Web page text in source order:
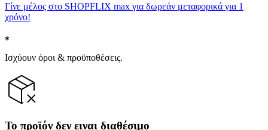
Γίνε μέλος στο SHOPFLIX max για δωρεάν μεταφορικά για 1
χρόνο!
Ισχύουν όροι & προϋποθέσεις.
Το προϊόν δεν ειναι διαθέσιμο